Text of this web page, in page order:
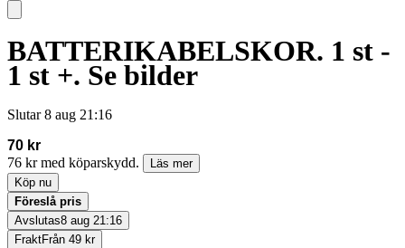
BATTERIKABELSKOR. 1 st -
1 st +. Se bilder
Slutar 8 aug 21:16
70 kr
76 kr med köparskydd.
Läs mer
Köp nu
Föreslå pris
Avslutas8 aug 21:16
FraktFrån 49 kr